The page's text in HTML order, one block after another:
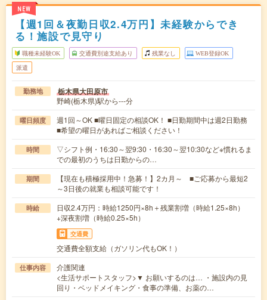
NEW
【週1回＆夜勤日収2.4万円】未経験からでき
る！施設で見守り
職種未経験OK 交通費別途支給あり 残業なし WEB登録OK
派遣
勤務地 栃木県大田原市
野崎(栃木県)駅から---分
曜日頻度
週1回～OK ■曜日固定の相談OK！ ■日勤期間中は週2日勤務
■希望の曜日があればご相談ください！
時間
▽シフト例・16:30～翌9:30・16:30～翌10:30など※慣れるま
での最初のうちは日勤からの…
期間
【現在も積極採用中！急募！】2カ月～ ■ご応募から最短2
～3日後の就業も相談可能です！
時給
日収2.4万円：時給1250円×8h＋残業割増（時給1.25×8h）
+深夜割増（時給0.25×5h）
交通費
交通費全額支給（ガソリン代もOK！）
仕事内容
介護関連
<生活サポートスタッフ>▼ お願いするのは… ・施設内の見
回り・ベッドメイキング・食事の準備、お薬の…